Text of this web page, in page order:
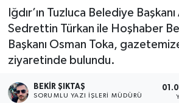
Iğdır’ın Tuzluca Belediye
Sedrettin Türkan ile Hoşhaber
Başkanı Osman Toka,
ziyaretinde bulundu.
BEKIR ŞIKTAŞ
SORUMLU YAZI İŞLERI MÜDÜRÜ